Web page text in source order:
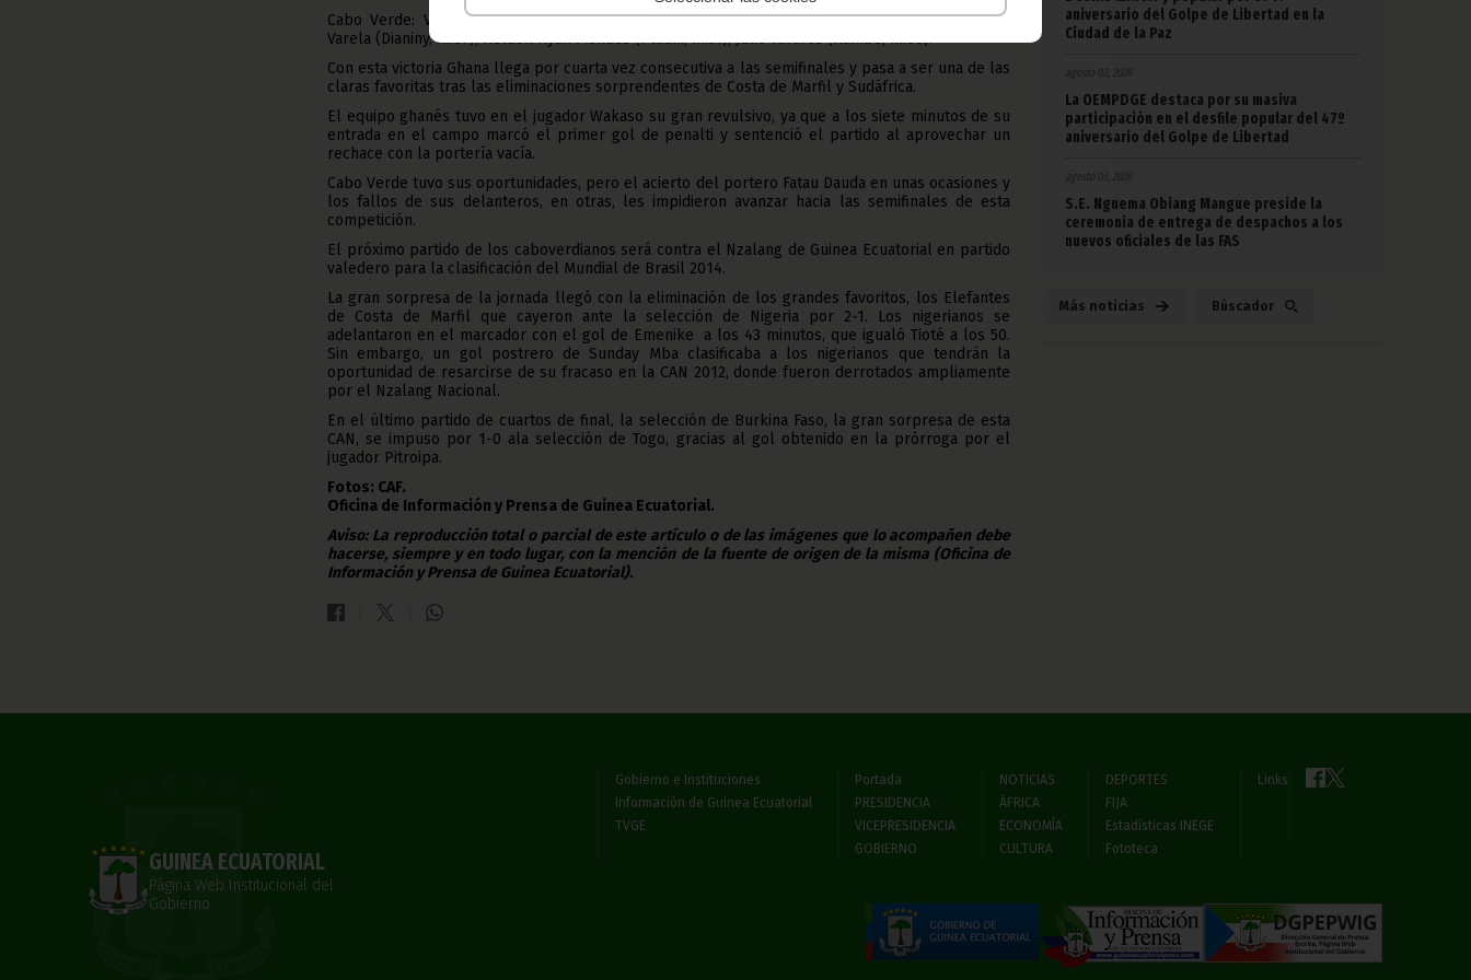
Cabo Verde: Vozinha, Nivaldo, Fernando Varela, Nando, Carlitos, Babanco, Marco Soares, Toni
Varela (Dianiny, m.67), Heldon Ryan Mendes (Platini, m.51), Julio Tavares (Rambe, m.80).
Con esta victoria Ghana llega por cuarta vez consecutiva a las semifinales y pasa a ser una de las
claras favoritas tras las eliminaciones sorprendentes de Costa de Marfil y Sudáfrica.
El equipo ghanés tuvo en el jugador Wakaso su gran revulsivo, ya que a los siete minutos de su
entrada en el campo marcó el primer gol de penalti y sentenció el partido al aprovechar un
rechace con la portería vacía.
Cabo Verde tuvo sus oportunidades, pero el acierto del portero Fatau Dauda en unas ocasiones y
los fallos de sus delanteros, en otras, les impidieron avanzar hacia las semifinales de esta
competición.
El próximo partido de los caboverdianos será contra el Nzalang de Guinea Ecuatorial en partido
valedero para la clasificación del Mundial de Brasil 2014.
La gran sorpresa de la jornada llegó con la eliminación de los grandes favoritos, los Elefantes
de Costa de Marfil que cayeron ante la selección de Nigeria por 2-1. Los nigerianos se
adelantaron en el marcador con el gol de Emenike a los 43 minutos, que igualó Tioté a los 50.
Sin embargo, un gol postrero de Sunday Mba clasificaba a los nigerianos que tendrán la
oportunidad de resarcirse de su fracaso en la CAN 2012, donde fueron derrotados ampliamente
por el Nzalang Nacional.
En el último partido de cuartos de final, la selección de Burkina Faso, la gran sorpresa de esta
CAN, se impuso por 1-0 ala selección de Togo, gracias al gol obtenido en la prórroga por el
jugador Pitroipa.
Fotos: CAF.
Oficina de Información y Prensa de Guinea Ecuatorial.
Aviso: La reproducción total o parcial de este artículo o de las imágenes que lo acompañen debe
hacerse, siempre y en todo lugar, con la mención de la fuente de origen de la misma (Oficina de
Información y Prensa de Guinea Ecuatorial).
aniversario del Golpe de Libertad en la
Ciudad de la Paz
agosto 03, 2026
La OEMPDGE destaca por su masiva
participación en el desfile popular del 47º
aniversario del Golpe de Libertad
agosto 03, 2026
S.E. Nguema Obiang Mangue preside la
ceremonia de entrega de despachos a los
nuevos oficiales de las FAS
Más noticias Búscador
GUINEA ECUATORIAL
Página Web Institucional del
Gobierno
Gobierno e Instituciones
Información de Guinea Ecuatorial
TVGE
Portada
PRESIDENCIA
VICEPRESIDENCIA
GOBIERNO
NOTICIAS
ÁFRICA
ECONOMÍA
CULTURA
DEPORTES
FIJA
Estadísticas INEGE
Fototeca
Links